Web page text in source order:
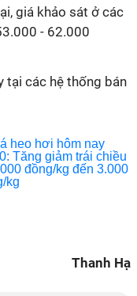
giá khảo sát ở các
- 62.000
tại các hệ thống bán
Thanh Hạ